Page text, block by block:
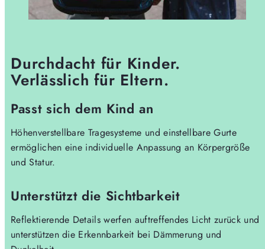
Durchdacht für Kinder.
Verlässlich für Eltern.
Passt sich dem Kind an
Höhenverstellbare Tragesysteme und einstellbare Gurte
ermöglichen eine individuelle Anpassung an Körpergröße
und Statur.
Unterstützt die Sichtbarkeit
Reflektierende Details werfen auftreffendes Licht zurück und
unterstützen die Erkennbarkeit bei Dämmerung und